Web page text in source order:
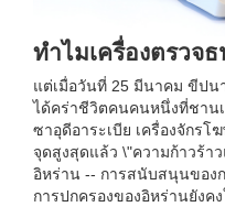
ทำไมเครื่องตรวจ
แต่เมื่อวันที่ 25 มีนาคม ขีปน
ได้คร่าชีวิตคนคนหนึ่งที่ชานเ
ซาอุดีอาระเบีย เครื่องจักร
จุดสูงสุดแล้ว \"ความก้าวร้า
อิหร่าน -- การสนับสนุนของ
การปกครองของอิหร่านยังค